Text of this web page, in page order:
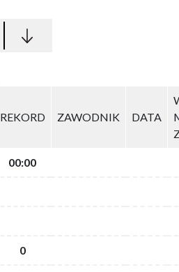
REKORD ZAWODNIK DATA
00:00
0
REKORD ZAWODNIK DATA
00:00
0